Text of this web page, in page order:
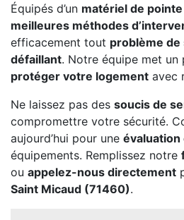
Équipés d’un matériel de pointe
meilleures méthodes
efficacement tout problème
défaillant. Notre équipe met un
protéger votre logement avec
Ne laissez pas des soucis de
compromettre votre sécurité.
aujourd’hui pour une évaluation
équipements. Remplissez notre
ou appelez-nous directement
Saint Micaud (71460).